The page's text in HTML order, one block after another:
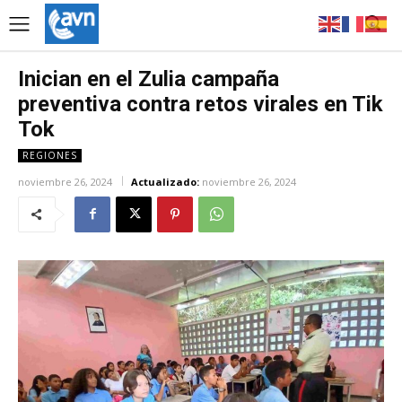
Inician en el Zulia campaña
preventiva contra retos virales en Tik
Tok
REGIONES
noviembre 26, 2024 Actualizado: noviembre 26, 2024